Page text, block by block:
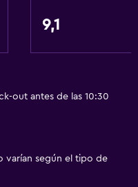
9,1
out antes de las 10:30
varían según el tipo de